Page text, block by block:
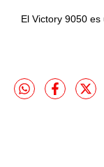
El Victory 9050